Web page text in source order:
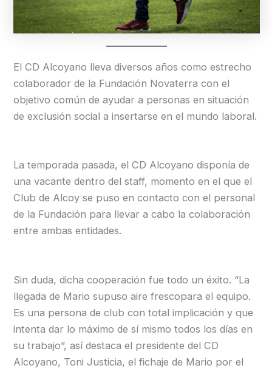
El CD Alcoyano lleva diversos años como estrecho
colaborador de la Fundación Novaterra con el
objetivo común de ayudar a personas en situación
de exclusión social a insertarse en el mundo laboral.
La temporada pasada, el CD Alcoyano disponía de
una vacante dentro del staff, momento en el que el
Club de Alcoy se puso en contacto con el personal
de la Fundación para llevar a cabo la colaboración
entre ambas entidades.
Sin duda, dicha cooperación fue todo un éxito. “La
llegada de Mario supuso aire frescopara el equipo.
Es una persona de club con total implicación y que
intenta dar lo máximo de sí mismo todos los días en
su trabajo”, así destaca el presidente del CD
Alcoyano, Toni Justicia, el fichaje de Mario por el